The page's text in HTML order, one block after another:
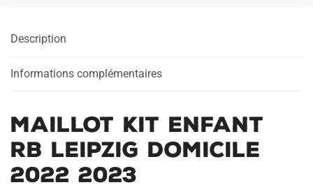
DOMICILE
2023
Description
Informations complémentaires
MAILLOT KIT ENFANT
RB LEIPZIG DOMICILE
2022 2023